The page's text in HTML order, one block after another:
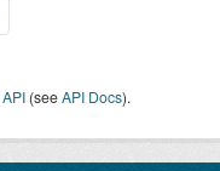
API (seeAPI Docs).